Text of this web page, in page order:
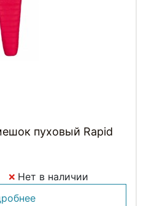
пуховый Rapid
Нет в наличии